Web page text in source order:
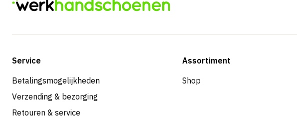
Service
Betalingsmogelijkheden
Verzending & bezorging
Retouren & service
Assortiment
Shop